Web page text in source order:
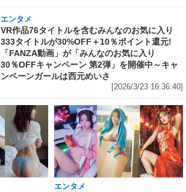
エンタメ
VR作品76タイトルを含むみんなのお気に入り
333タイトルが30%OFF＋10％ポイント還元!
「FANZA動画」が「みんなのお気に入り
30％OFFキャンペーン 第2弾」を開催中～キャ
ンペーンガールは西元めいさ
[2026/3/23 16:36:40]
エンタメ